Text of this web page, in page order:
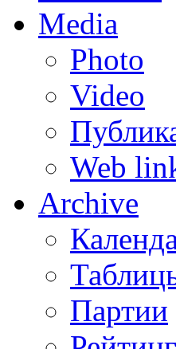
Media
Photo
Video
Web
Archive
Партии